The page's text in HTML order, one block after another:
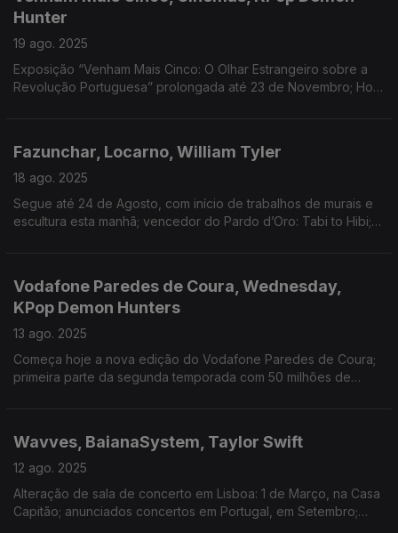
Hunter
19 ago. 2025
Exposição “Venham Mais Cinco: O Olhar Estrangeiro sobre a
Revolução Portuguesa” prolongada até 23 de Novembro; Hora
Fazunchar, Locarno, William Tyler
18 ago. 2025
Segue até 24 de Agosto, com início de trabalhos de murais e
escultura esta manhã; vencedor do Pardo d’Oro: Tabi to Hibi;
Vodafone Paredes de Coura, Wednesday,
KPop Demon Hunters
13 ago. 2025
Começa hoje a nova edição do Vodafone Paredes de Coura;
primeira parte da segunda temporada com 50 milhões de
Wavves, BaianaSystem, Taylor Swift
12 ago. 2025
Alteração de sala de concerto em Lisboa: 1 de Março, na Casa
Capitão; anunciados concertos em Portugal, em Setembro;